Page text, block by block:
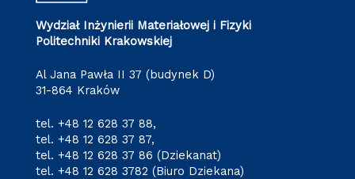
Wydział Inżynierii Materiałowej i Fizyki
Politechniki Krakowskiej
Al Jana Pawła II 37 (budynek D)
31-864 Kraków
tel. +48 12 628 37 88,
tel. +48 12 628 37 87,
tel. +48 12 628 37 86 (Dziekanat)
tel. +48 12 628 3782 (Biuro Dziekana)